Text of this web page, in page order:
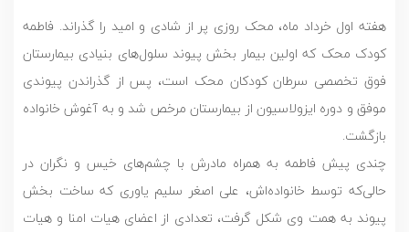
هفته اول خرداد ماه، محک روزی پر از شادی و امید را گذراند. فاطمه
کودک محک که اولین بیمار بخش پیوند سلول‌های بنیادی بیمارستان
فوق تخصصی سرطان کودکان محک است، پس از گذراندن پیوندی
موفق و دوره ایزولاسیون از بیمارستان مرخص شد و به آغوش خانواده
بازگشت.
چندی پیش فاطمه به همراه مادرش با چشم‌های خیس و نگران در
حالی‌که توسط خانواده‌اش، علی اصغر سلیم یاوری که ساخت بخش
پیوند به همت وی شکل گرفت، تعدادی از اعضای هیات امنا و هیات